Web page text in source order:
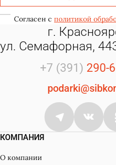
Согласен сполитикой
г.
ул. Семафорная,
+7 (391) 290-
КОМПАНИЯ
О компании